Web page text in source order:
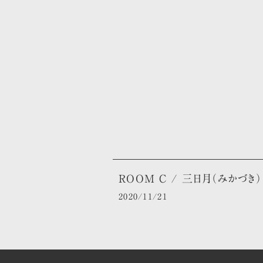
ROOM C / 三日月（みかづき）
2020/11/21